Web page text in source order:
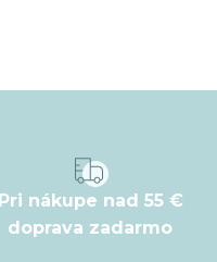
Pri nákupe nad 55 €
doprava zadarmo